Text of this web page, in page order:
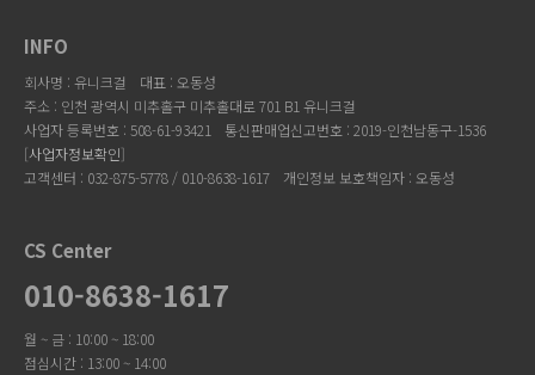
INFO
회사명 : 유니크걸
대표 : 오동성
주소 : 인천 광역시 미추홀구 미추홀대로 701 B1 유니크걸
사업자 등록번호 : 508-61-93421
통신판매업신고번호 : 2019-인천남동구-1536
[사업자정보확인]
고객센터 : 032-875-5778 / 010-8638-1617
개인정보 보호책임자 : 오동성
CS Center
010-8638-1617
월 ~ 금 : 10:00 ~ 18:00
점심시간 : 13:00 ~ 14:00